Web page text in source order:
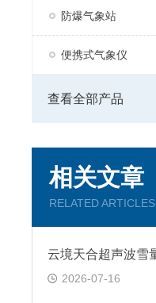
防爆气象站
便携式气象仪
查看全部产品
相关文章
RELATED ARTICLES
2026-07-16